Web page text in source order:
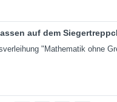
auf dem
"Mathematik ohne